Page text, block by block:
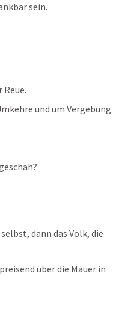
sein.
und um Vergebung
dann das Volk, die
über die Mauer in